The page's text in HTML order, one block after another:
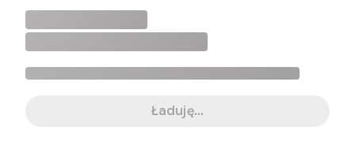
Ładuję...